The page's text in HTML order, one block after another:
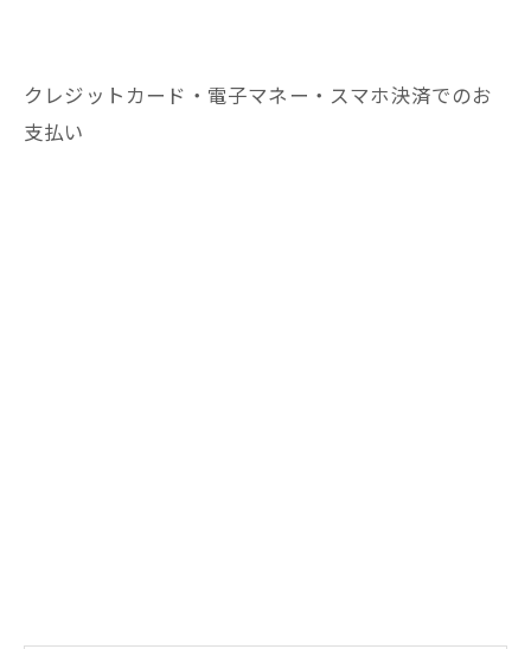
クレジットカード・電子マネー・スマホ決済でのお
支払い